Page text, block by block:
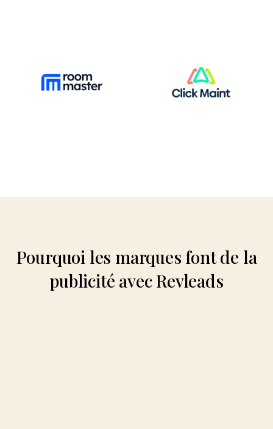
Pourquoi les marques font de la
publicité avec Revleads